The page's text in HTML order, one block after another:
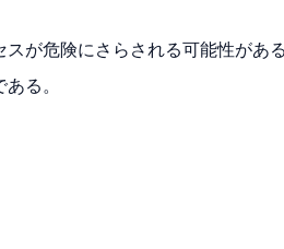
が危険にさらされる可能性がある
る。